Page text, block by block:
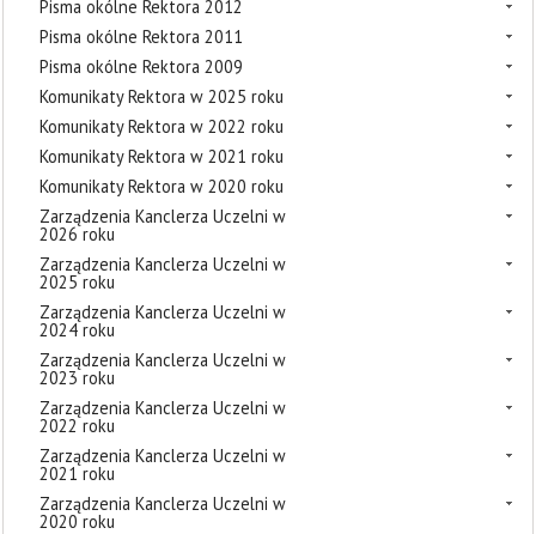
Pisma okólne Rektora 2012
Pisma okólne Rektora 2011
Pisma okólne Rektora 2009
Komunikaty Rektora w 2025 roku
Komunikaty Rektora w 2022 roku
Komunikaty Rektora w 2021 roku
Komunikaty Rektora w 2020 roku
Zarządzenia Kanclerza Uczelni w
2026 roku
Zarządzenia Kanclerza Uczelni w
2025 roku
Zarządzenia Kanclerza Uczelni w
2024 roku
Zarządzenia Kanclerza Uczelni w
2023 roku
Zarządzenia Kanclerza Uczelni w
2022 roku
Zarządzenia Kanclerza Uczelni w
2021 roku
Zarządzenia Kanclerza Uczelni w
2020 roku